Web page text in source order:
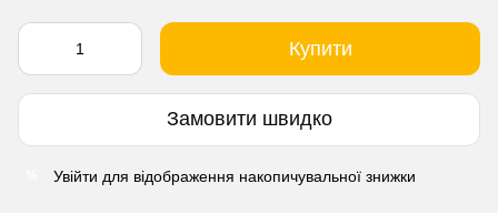
Купити
Замовити швидко
Увійти для відображення накопичувальної знижки